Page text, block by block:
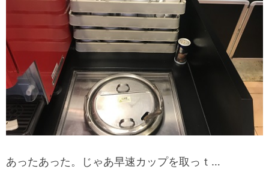
あったあった。じゃあ早速カップを取っｔ…